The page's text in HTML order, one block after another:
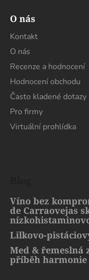
O nás
Kontakt
O nás
Recenze a hodnocení
Hodnocení obchodu
Často kladené dotazy
Pro firmy
Virtuální prohlídka
Víno bez
de Carraovejas
Lilkovo-
Med & řemeslná
příběh